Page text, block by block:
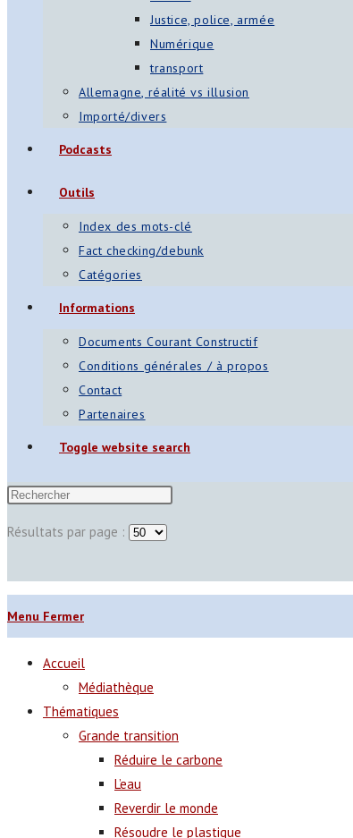
Justice, police, armée
Numérique
transport
Allemagne, réalité vs illusion
Importé/divers
Podcasts
Outils
Index des mots-clé
Fact checking/debunk
Catégories
Informations
Documents Courant Constructif
Conditions générales / à propos
Contact
Partenaires
Toggle website search
Résultats par page :
Menu Fermer
Accueil
Médiathèque
Thématiques
Grande transition
Réduire le carbone
L’eau
Reverdir le monde
Résoudre le plastique